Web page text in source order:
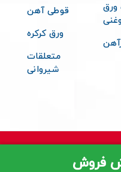
قوطی آهن
ورق کرکره
متعلقات
شیروانی
دیزاین
فروش